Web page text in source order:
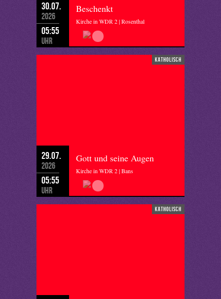
30.07.
2026
05:55
Uhr
Beschenkt
Kirche in WDR 2 | Rosenthal
katholisch
29.07.
2026
05:55
Uhr
Gott und seine Augen
Kirche in WDR 2 | Bans
katholisch